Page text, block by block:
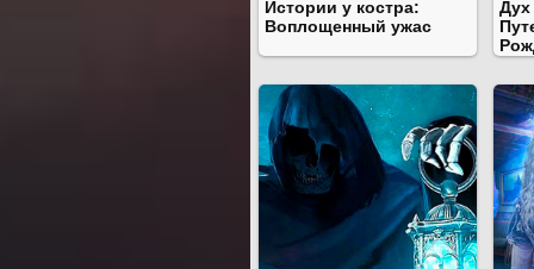
Истории у костра:
Воплощенный ужас
Дух